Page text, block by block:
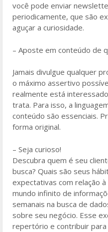
você pode enviar
periodicamente, que são
aguçar a curiosidade.
– Aposte em conteúdo de
Jamais divulgue qualquer
o máximo assertivo
realmente está
trata. Para isso, a
conteúdo são essenciais.
forma original.
– Seja curioso!
Descubra quem é seu
busca? Quais são seus
expectativas com relação
mundo infinito de
semanais na busca de
sobre seu negócio. Esse
repertório e contribuir para